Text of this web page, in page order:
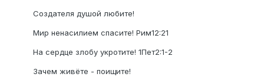
Создателя душой любите!
Мир ненасилием спасите! Рим12:21
На сердце злобу укротите! 1Пет2:1-2
Зачем живёте - поищите!